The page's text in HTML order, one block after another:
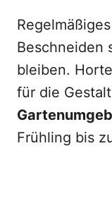
Beschneiden
bleiben.
für die
Frühling bis